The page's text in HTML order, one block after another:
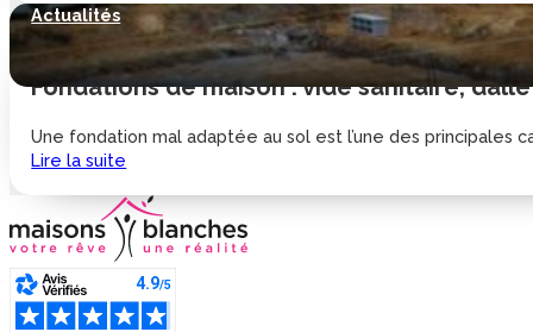
Actualités
Fondations de maison : vide sanitaire,
Une fondation mal adaptée au sol est l’une des principales
Lire la suite